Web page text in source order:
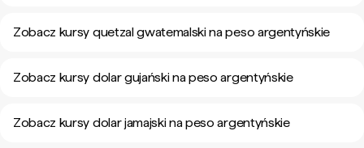
Zobacz kursy quetzal gwatemalski na peso argentyńskie
Zobacz kursy dolar gujański na peso argentyńskie
Zobacz kursy dolar jamajski na peso argentyńskie